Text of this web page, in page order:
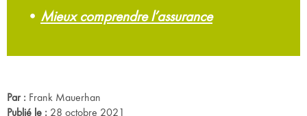
• Mieux comprendre l’assurance
Par : Frank Mauerhan
Publié le : 28 octobre 2021